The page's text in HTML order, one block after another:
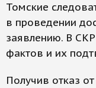
Томские
в проведении
заявлению. В СКР
фактов и их
Получив отказ